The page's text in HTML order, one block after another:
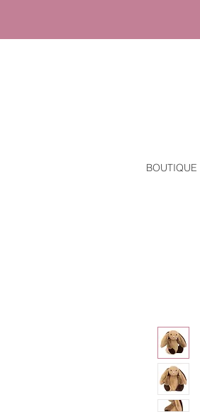
BOUTIQUE